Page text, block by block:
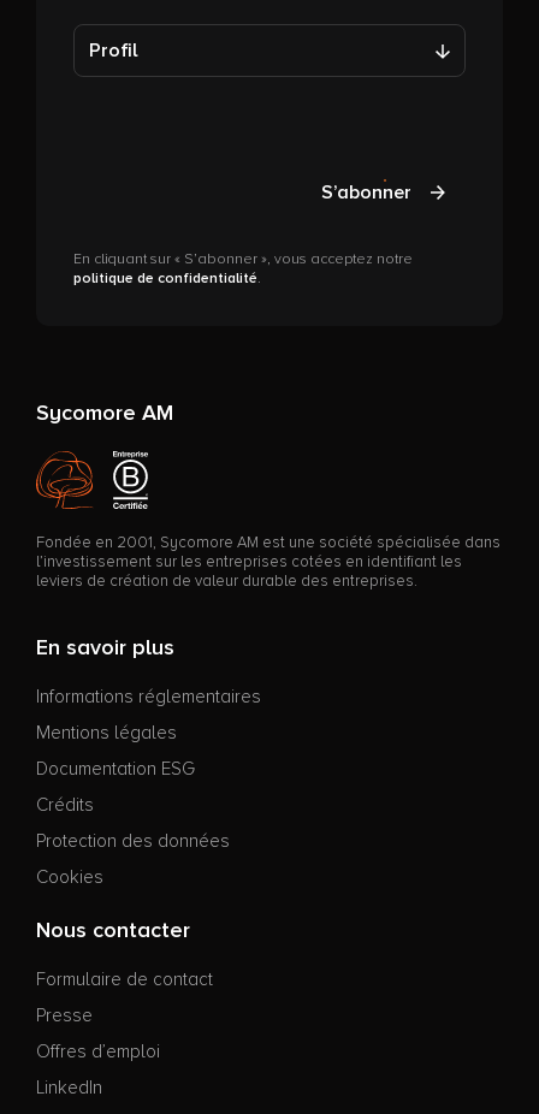
Profil
En cliquant sur « S’abonner », vous acceptez notre
politique de confidentialité.
S’abonner
Sycomore AM
Fondée en 2001, Sycomore AM est une société spécialisée dans
l’investissement sur les entreprises cotées en identifiant les
leviers de création de valeur durable des entreprises.
En savoir plus
Informations réglementaires
Mentions légales
Documentation ESG
Crédits
Protection des données
Cookies
Nous contacter
Formulaire de contact
Presse
Offres d’emploi
LinkedIn